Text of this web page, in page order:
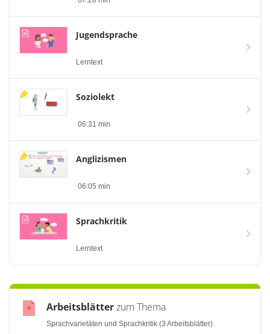
Jugendsprache
Lerntext
Soziolekt
06:31 min
Anglizismen
06:05 min
Sprachkritik
Lerntext
Arbeitsblätterzum Thema
Sprachvarietäten und Sprachkritik (3 Arbeitsblätter)